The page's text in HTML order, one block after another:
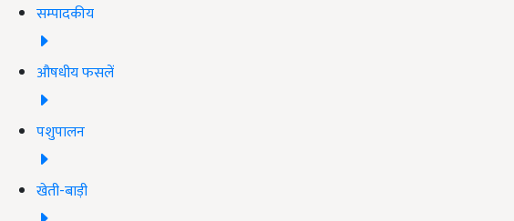
सम्पादकीय
औषधीय फसलें
पशुपालन
खेती-बाड़ी